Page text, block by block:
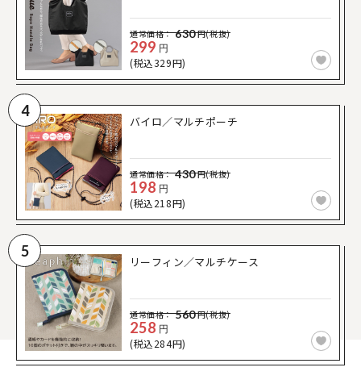
通常価格： 630円(税抜)
299 円
(税込329円)
4
バイロ／マルチポーチ
通常価格： 430円(税抜)
198 円
(税込218円)
5
リーフィン／マルチケース
通常価格： 560円(税抜)
258 円
(税込284円)